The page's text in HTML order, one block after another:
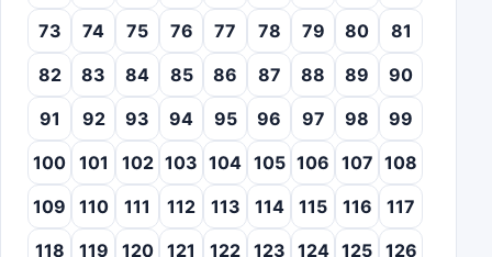
73
74 75 76 77 78 79 80
81
82
83 84 85 86 87 88 89
90
91
92 93 94 95 96 97 98
99
100 101 102 103 104 105 106 107 108
109
110 111 112 113 114 115 116
117
118
119 120 121 122 123 124 125 126